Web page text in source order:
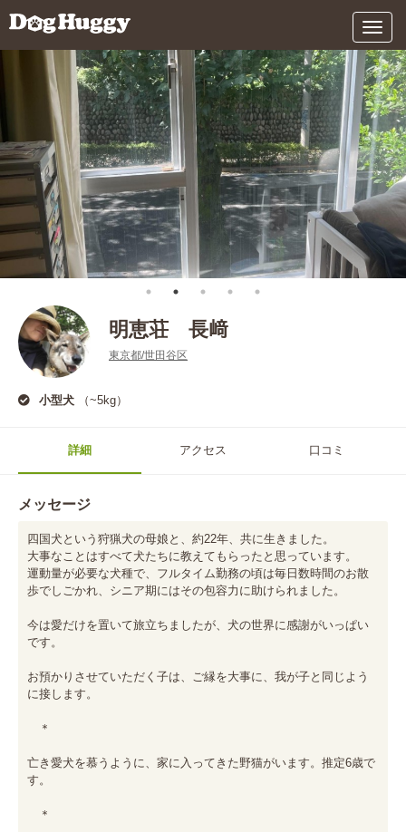
メ
ニ
ュ
ー
明恵荘 長﨑
東京都/世田谷区
小型犬 （~5kg）
詳細 アクセス 口コミ
メッセージ
四国犬という狩猟犬の母娘と、約22年、共に生きました。
大事なことはすべて犬たちに教えてもらったと思っています。
運動量が必要な犬種で、フルタイム勤務の頃は毎日数時間のお散
歩でしごかれ、シニア期にはその包容力に助けられました。
今は愛だけを置いて旅立ちましたが、犬の世界に感謝がいっぱい
です。
お預かりさせていただく子は、ご縁を大事に、我が子と同じよう
に接します。
＊
亡き愛犬を慕うように、家に入ってきた野猫がいます。推定6歳で
す。
＊